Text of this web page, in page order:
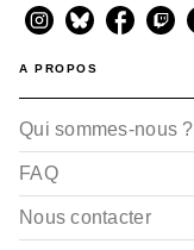
A PROPOS
Qui sommes-nous ?
FAQ
Nous contacter